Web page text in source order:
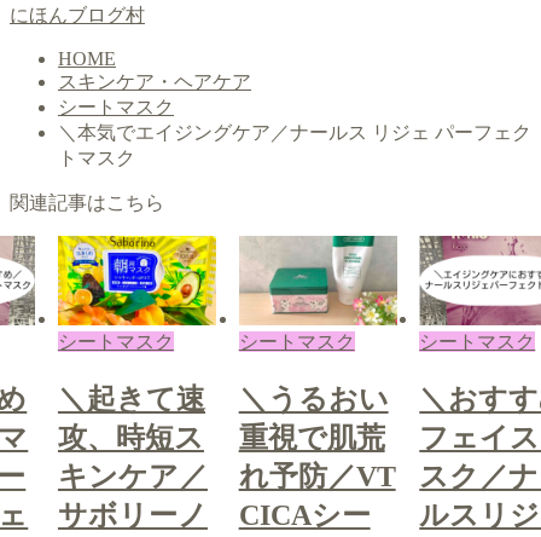
にほんブログ村
HOME
スキンケア・ヘアケア
シートマスク
＼本気でエイジングケア／ナールス リジェ パーフェク
トマスク
関連記事はこちら
シートマスク
＼うるおい
重視で肌荒
れ予防／VT
CICAシー
シートマスク
＼おすすめ
フェイスマ
スク／ナー
ルスリジェ
シートマスク
＼起き
攻、時
キンケ
サボリ